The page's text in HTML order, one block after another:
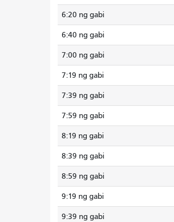
6:20 ng gabi
6:40 ng gabi
7:00 ng gabi
7:19 ng gabi
7:39 ng gabi
7:59 ng gabi
8:19 ng gabi
8:39 ng gabi
8:59 ng gabi
9:19 ng gabi
9:39 ng gabi